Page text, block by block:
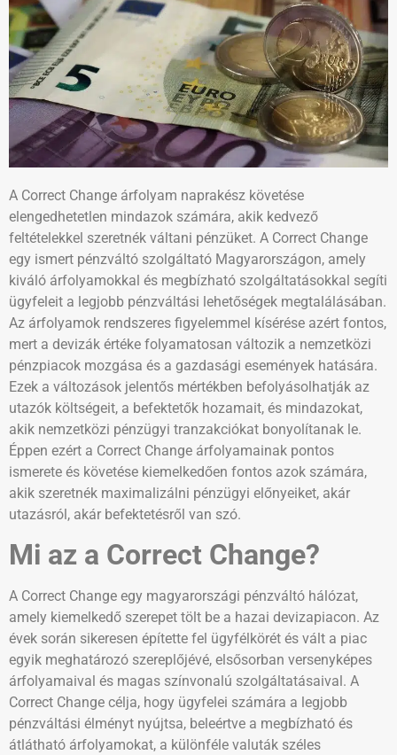
A Correct Change árfolyam naprakész követése
elengedhetetlen mindazok számára, akik kedvező
feltételekkel szeretnék váltani pénzüket. A Correct Change
egy ismert pénzváltó szolgáltató Magyarországon, amely
kiváló árfolyamokkal és megbízható szolgáltatásokkal segíti
ügyfeleit a legjobb pénzváltási lehetőségek megtalálásában.
Az árfolyamok rendszeres figyelemmel kísérése azért fontos,
mert a devizák értéke folyamatosan változik a nemzetközi
pénzpiacok mozgása és a gazdasági események hatására.
Ezek a változások jelentős mértékben befolyásolhatják az
utazók költségeit, a befektetők hozamait, és mindazokat,
akik nemzetközi pénzügyi tranzakciókat bonyolítanak le.
Éppen ezért a Correct Change árfolyamainak pontos
ismerete és követése kiemelkedően fontos azok számára,
akik szeretnék maximalizálni pénzügyi előnyeiket, akár
utazásról, akár befektetésről van szó.
Mi az a Correct Change?
A Correct Change egy magyarországi pénzváltó hálózat,
amely kiemelkedő szerepet tölt be a hazai devizapiacon. Az
évek során sikeresen építette fel ügyfélkörét és vált a piac
egyik meghatározó szereplőjévé, elsősorban versenyképes
árfolyamaival és magas színvonalú szolgáltatásaival. A
Correct Change célja, hogy ügyfelei számára a legjobb
pénzváltási élményt nyújtsa, beleértve a megbízható és
átlátható árfolyamokat, a különféle valuták széles